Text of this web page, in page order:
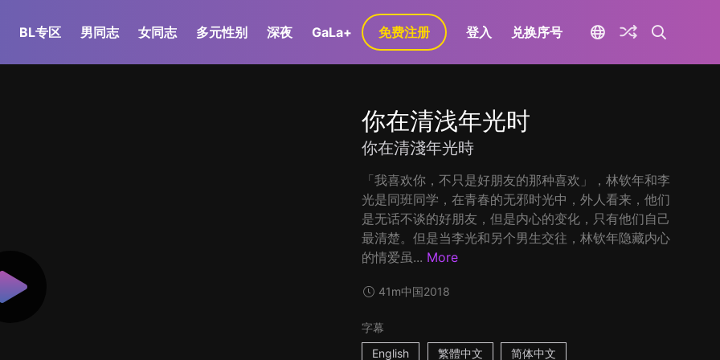
BL专区 男同志 女同志 多元性别 深夜 GaLa+ 免费注册 登入 兑换序号
你在清浅年光时
你在清淺年光時
「我喜欢你，不只是好朋友的那种喜欢」，林钦年和李
光是同班同学，在青春的无邪时光中，外人看来，他们
是无话不谈的好朋友，但是内心的变化，只有他们自己
最清楚。但是当李光和另个男生交往，林钦年隐藏内心
的情爱虽... More
41m中国2018
字幕
English
繁體中文 简体中文